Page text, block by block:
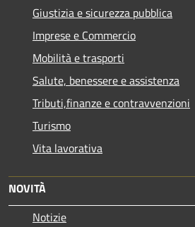
Giustizia e sicurezza pubblica
Imprese e Commercio
Mobilità e trasporti
Salute, benessere e assistenza
Tributi,finanze e contravvenzioni
Turismo
Vita lavorativa
NOVITÀ
Notizie